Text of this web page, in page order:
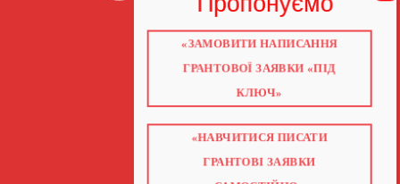
ГОЛОВНА
ПРО НАС
ГРАНТИ 2026
НАВЧАННЯ
КНИГИ
ВІДЕО ПРО ГРАНТИ
«ЗАМОВИТИ НАПИСАННЯ
ГРАНТОВОЇ ЗАЯВКИ «ПІД
КЛЮЧ»
«НАВЧИТИСЯ ПИСАТИ
ГРАНТОВІ ЗАЯВКИ